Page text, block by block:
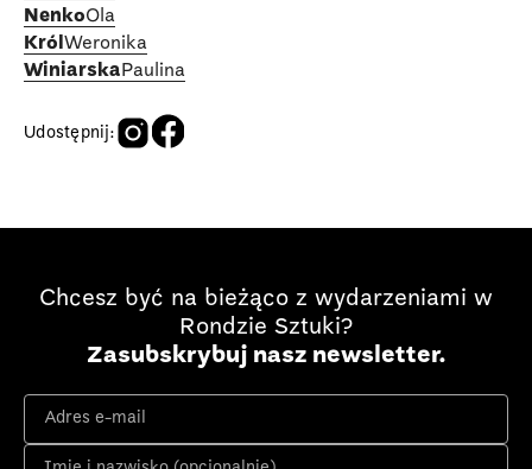
NenkoOla
Król Weronika
Winiarska Paulina
Udostępnij:
Chcesz być na bieżąco z wydarzeniami w
Rondzie Sztuki?
Zasubskrybuj nasz newsletter.